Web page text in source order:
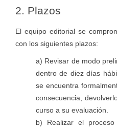
2. Plazos
El equipo editorial se
con los siguientes plazos:
a) Revisar de modo
dentro de diez días
se encuentra
consecuencia,
curso a su evaluación.
b) Realizar el